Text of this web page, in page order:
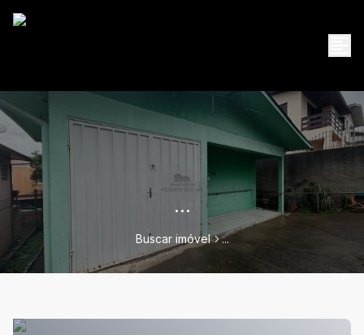
...
Buscar imóvel ...